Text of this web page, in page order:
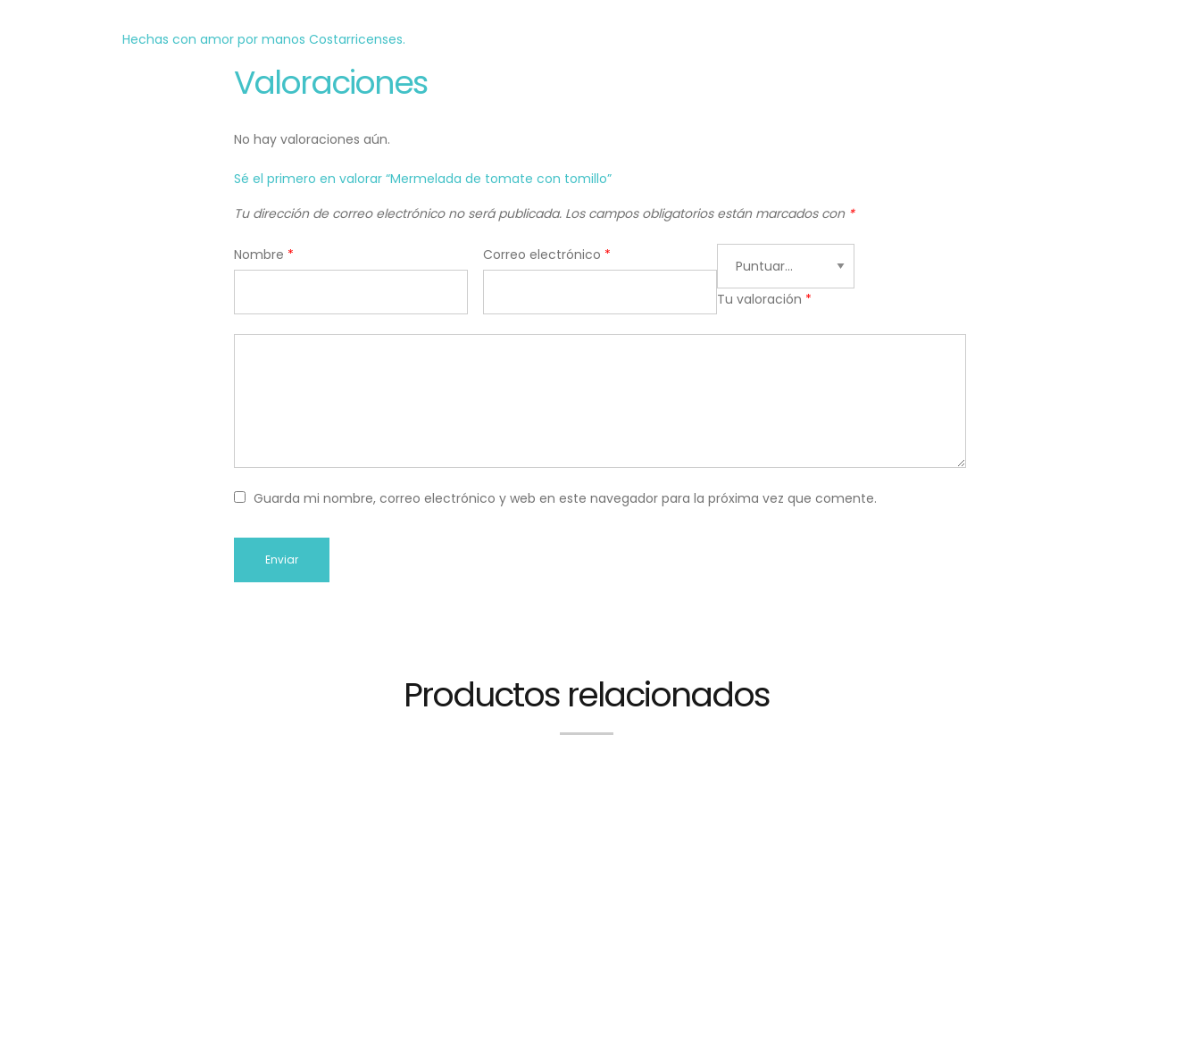
Hechas con amor por manos Costarricenses.
Valoraciones
No hay valoraciones aún.
Sé el primero en valorar “Mermelada de tomate con tomillo”
Tu dirección de correo electrónico no será publicada. Los campos obligatorios están marcados con *
Nombre * Correo electrónico *
Tu valoración *
Guarda mi nombre, correo electrónico y web en este navegador para la próxima vez que comente.
Productos relacionados